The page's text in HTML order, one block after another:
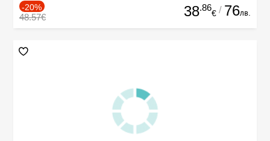
-20%
48.57€ 38.86
€ / 76лв.